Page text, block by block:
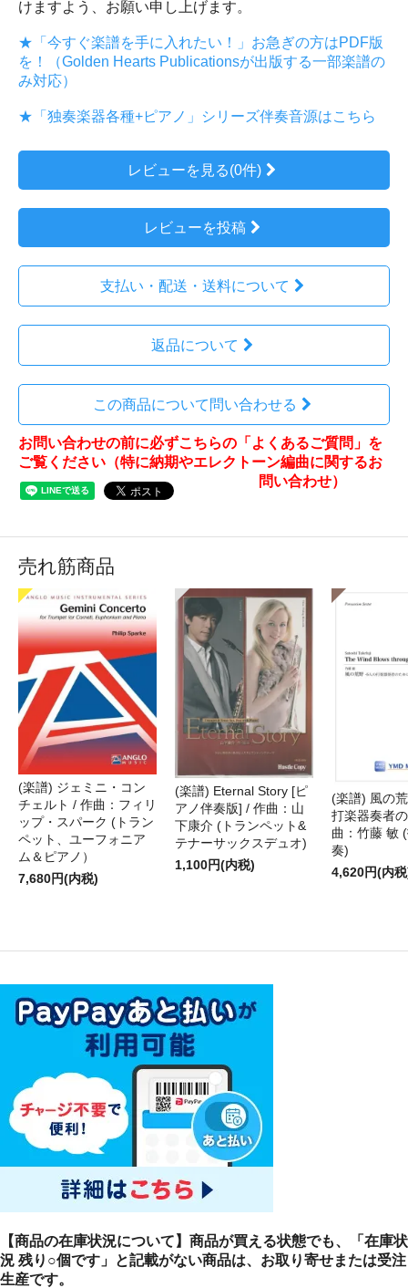
けますよう、お願い申し上げます。
★「今すぐ楽譜を手に入れたい！」お急ぎの方はPDF版
を！（Golden Hearts Publicationsが出版する一部楽譜の
み対応）
★「独奏楽器各種+ピアノ」シリーズ伴奏音源はこちら
レビューを見る(0件)
レビューを投稿
支払い・配送・送料について
返品について
この商品について問い合わせる
お問い合わせの前に必ずこちらの「よくあるご質問」を
ご覧ください（特に納期やエレクトーン編曲に関するお
問い合わせ）
売れ筋商品
(楽譜) ジェミニ・コン
チェルト / 作曲：フィリ
ップ・スパーク (トラン
ペット、ユーフォニア
ム＆ピアノ）
7,680円(内税)
(楽譜) Eternal Story [ピ
アノ伴奏版] / 作曲：山
下康介 (トランペット&
テナーサックスデュオ)
1,100円(内税)
(楽譜) 風の
打楽器奏者
曲：竹藤 敏
奏)
4,620円(内
【商品の在庫状況について】商品が買える状態でも、「在庫状
況 残り○個です」と記載がない商品は、お取り寄せまたは受注
生産です。